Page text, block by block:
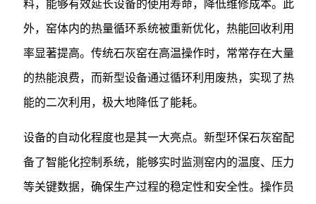
料，能够有效延长设备的使用寿命，降低维修成本。此
外，窑体内的热量循环系统被重新优化，热能回收利用
率显著提高。传统石灰窑在高温操作时，常常存在大量
的热能浪费，而新型设备通过循环利用废热，实现了热
能的二次利用，极大地降低了能耗。
设备的自动化程度也是其一大亮点。新型环保石灰窑配
备了智能化控制系统，能够实时监测窑内的温度、压力
等关键数据，确保生产过程的稳定性和安全性。操作员